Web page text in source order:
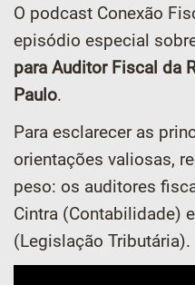
O podcast Conexão
episódio especial
para Auditor Fiscal da
Paulo.
Para esclarecer as
orientações valiosas,
peso: os auditores
Cintra (Contabilidade)
(Legislação